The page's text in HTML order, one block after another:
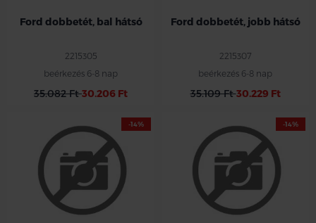
Ford dobbetét, bal hátsó
2215305
beérkezés 6-8 nap
35.082 Ft30.206 Ft
Ford dobbetét, jobb hátsó
2215307
beérkezés 6-8 nap
35.109 Ft30.229 Ft
-14% -14%